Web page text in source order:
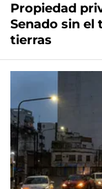
Propiedad
Senado sin el
tierras